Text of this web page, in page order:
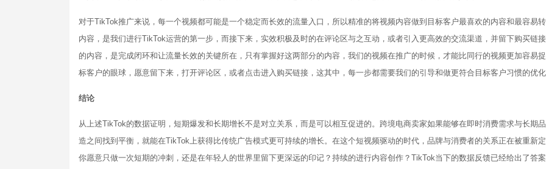
对于TikTok推广来说，每一个视频都可能是一个稳定而长效的流量入口，所以精准的将视频内容做到目标客户最喜欢的内容和最容易
内容，是我们进行TikTok运营的第一步，而接下来，实效积极及时的在评论区与之互动，或者引入更高效的交流渠道，并留下购买链
的内容，是完成闭环和让流量长效的关键所在，只有掌握好这两部分的内容，我们的视频在推广的时候，才能比同行的视频更加容易捉
标客户的眼球，愿意留下来，打开评论区，或者点击进入购买链接，这其中，每一步都需要我们的引导和做更符合目标客户习惯的优化
结论
从上述TikTok的数据证明，短期爆发和长期增长不是对立关系，而是可以相互促进的。跨境电商卖家如果能够在即时消费需求与长期
造之间找到平衡，就能在TikTok上获得比传统广告模式更可持续的增长。在这个短视频驱动的时代，品牌与消费者的关系正在被重新定
你愿意只做一次短期的冲刺，还是在年轻人的世界里留下更深远的印记？持续的进行内容创作？TikTok当下的数据反馈已经给出了答